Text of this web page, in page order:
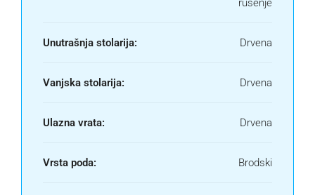
Unutrašnja stolarija: Drvena
Vanjska stolarija: Drvena
Ulazna vrata: Drvena
Vrsta poda: Brodski